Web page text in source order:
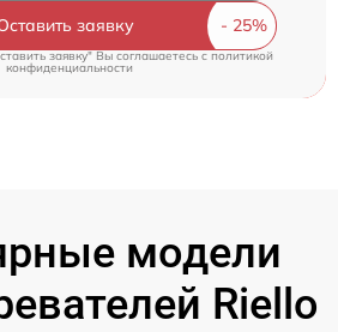
заявку
заявку" Вы соглашаетесь c политикой
конфиденциальности
модели
Riello